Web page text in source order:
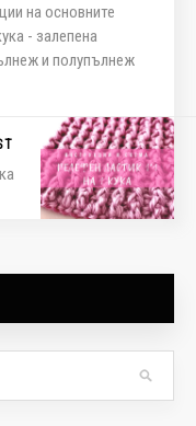
на основните
- залепена
и полупълнеж